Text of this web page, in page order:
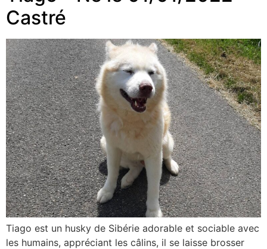
Castré
Tiago est un husky de Sibérie adorable et sociable avec
les humains, appréciant les câlins, il se laisse brosser